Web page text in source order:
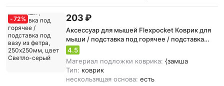
-72% 203 ₽
Аксессуар для мышей Flexpocket Коврик для
мыши / подставка под горячее / подставка
под вазу из фетра, 250х250мм, цвет Светло-
серый
4.5
Материал подложки коврика: {замша
Тип: коврик
нескользящая основа: есть